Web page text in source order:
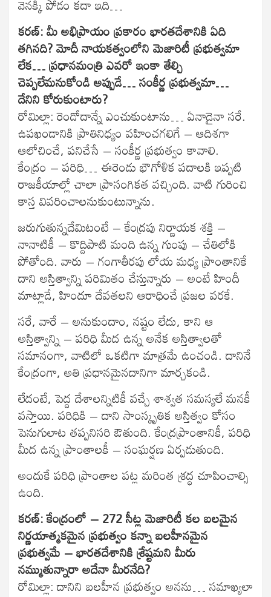
కరణ్: మీ అభిప్రాయం ప్రకారం భారతదేశానికి ఏది
తగినది? మోదీ నాయకత్వంలోని మెజారిటీ ప్రభుత్వమా
లేక… ప్రధానమంత్రి ఎవరో ఇంకా తేల్చి
చెప్పలేమనుకోండి అప్పుడే… సంకీర్ణ ప్రభుత్వమా…
దేనిని కోరుకుంటారు?
రోమిల్లా: రెండోదాన్నే ఎంచుకుంటాను… ఏనాడైనా సరే.
ఉపఖండానికి ప్రాతినిధ్యం వహించగలిగే – ఆదిశగా
ఆలోచించే, పనిచేసే – సంకీర్ణ ప్రభుత్వం కావాలి.
కేంద్రం – పరిధి… ఈరెండు భౌగోళిక పదాలకి ఇప్పటి
రాజకీయాల్లో చాలా ప్రాసంగికత వచ్చింది. వాటి గురించి
కాస్త వివరించాలనుకుంటున్నాను.
జరుగుతున్నదేమిటంటే – కేంద్రపు నిర్ణాయక శక్తి –
నానాటికీ – కొద్దిపాటి మంది ఉన్న గుంపు – చేతిలోకి
పోతోంది. వారు – గంగాతీరపు లోయ మధ్య ప్రాంతానికే
దాని అస్తిత్వాన్ని పరిమితం చేస్తున్నారు – అంటే హిందీ
మాట్లాడే, హిందూ దేవతలని ఆరాధించే ప్రజల వరకే.
సరే, వారే – అనుకుందాం, నష్టం లేదు, కాని ఆ
అస్తిత్వాన్ని – పరిధి మీద ఉన్న అనేక అస్తిత్వాలతో
సమానంగా, వాటిలో ఒకటిగా మాత్రమే ఉంచండి. దానినే
కేంద్రంగా, అతి ప్రధానమైనదానిగా మార్చకండి.
లేదంటే, పెద్ద దేశాలన్నిటికీ వచ్చే శాశ్వత సమస్యలే మనకీ
వస్తాయి. పరిధికి – దాని సాంస్కృతిక అస్తిత్వం కోసం
పెనుగులాట తప్పనిసరి ఔతుంది. కేంద్రప్రాంతానికీ, పరిధి
మీద ఉన్న ప్రాంతాలకీ – సంఘర్షణ ఏర్పడుతుంది.
అందుకే పరిధి ప్రాంతాల పట్ల మరింత శ్రద్ధ చూపించాల్సి
ఉంది.
కరణ్: కేంద్రంలో – 272 సీట్ల మెజారిటీ కల బలమైన
నిర్ణయాత్మకమైన ప్రభుత్వం కన్నా బలహీనమైన
ప్రభుత్వమే – భారతదేశానికి శ్రేష్టమని మీరు
నమ్ముతున్నారా అదేనా మీరనేది?
రోమిల్లా: దానిని బలహీన ప్రభుత్వం అనను… సమాఖ్యలా